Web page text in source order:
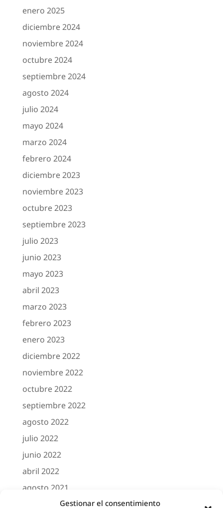
Gestionar el consentimiento
enero 2025
diciembre 2024
noviembre 2024
octubre 2024
septiembre 2024
agosto 2024
julio 2024
mayo 2024
marzo 2024
febrero 2024
diciembre 2023
noviembre 2023
octubre 2023
septiembre 2023
julio 2023
junio 2023
mayo 2023
abril 2023
marzo 2023
febrero 2023
enero 2023
diciembre 2022
noviembre 2022
octubre 2022
septiembre 2022
agosto 2022
julio 2022
junio 2022
abril 2022
agosto 2021
marzo 2021